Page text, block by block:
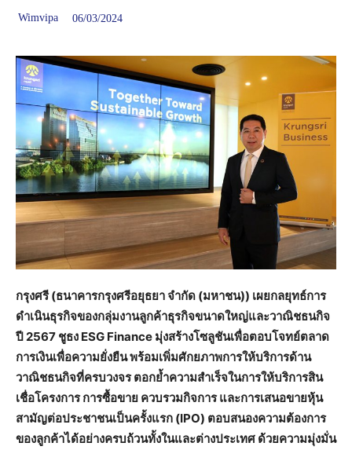
Wimvipa 06/03/2024
กรุงศรี (ธนาคารกรุงศรีอยุธยา จำกัด (มหาชน)) เผยกลยุทธ์การ
ดำเนินธุรกิจของกลุ่มงานลูกค้าธุรกิจขนาดใหญ่และวาณิชธนกิจ
ปี 2567 ชูธง ESG Finance มุ่งสร้างโซลูชันเพื่อตอบโจทย์ตลาด
การเงินเพื่อความยั่งยืน พร้อมเพิ่มศักยภาพการให้บริการด้าน
วาณิชธนกิจที่ครบวงจร ตอกย้ำความสำเร็จในการให้บริการสิน
เชื่อโครงการ การซื้อขาย ควบรวมกิจการ และการเสนอขายหุ้น
สามัญต่อประชาชนเป็นครั้งแรก (IPO) ตอบสนองความต้องการ
ของลูกค้าได้อย่างครบถ้วนทั้งในและต่างประเทศ ด้วยความมุ่งมั่น